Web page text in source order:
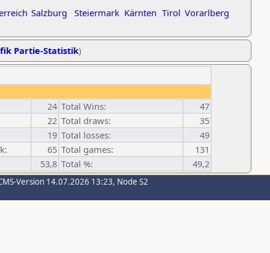
Salzburg Steiermark Kärnten Tirol Vorarlberg
Partie-Statistik)
24 Total Wins:
47
22 Total draws:
35
19 Total losses:
49
65 Total games:
131
53,8 Total %: 49,2
Version 14.07.2026 13:23, Node S2